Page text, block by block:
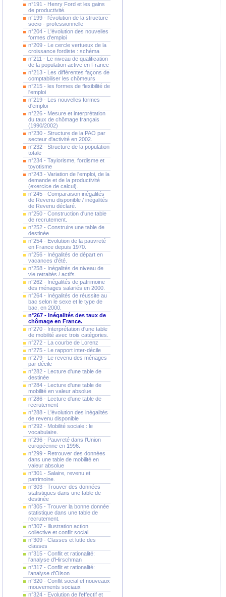
n°191 - Henry Ford et les gains
de productivité.
n°199 - l'évolution de la structure
socio - professionnelle
n°204 - L'évolution des nouvelles
formes d'emploi
n°209 - Le cercle vertueux de la
croissance fordiste : schéma
n°211 - Le niveau de qualification
de la population active en France
n°213 - Les différentes façons de
comptabiliser les chômeurs
n°215 - les formes de flexibilité de
l'emploi
n°219 - Les nouvelles formes
d'emploi
n°226 - Mesure et interprétation
du taux de chômage français
(1990/2002)
n°230 - Structure de la PAO par
secteur d'activité en 2002.
n°232 - Structure de la population
totale
n°234 - Taylorisme, fordisme et
toyotisme
n°243 - Variation de l'emploi, de la
demande et de la productivité
(exercice de calcul).
n°245 - Comparaison inégalités
de Revenu disponible / inégalités
de Revenu déclaré.
n°250 - Construction d'une table
de recrutement.
n°252 - Construire une table de
destinée
n°254 - Evolution de la pauvreté
en France depuis 1970.
n°256 - Inégalités de départ en
vacances d'été.
n°258 - Inégalités de niveau de
vie retraités / actifs.
n°262 - Inégalités de patrimoine
des ménages salariés en 2000.
n°264 - Inégalités de réussite au
bac selon le sexe et le type de
bac, en 2000.
n°267 - Inégalités des taux de
chômage en France.
n°270 - Interprétation d'une table
de mobilité avec trois catégories.
n°272 - La courbe de Lorenz
n°275 - Le rapport inter-décile
n°279 - Le revenu des ménages
par décile
n°282 - Lecture d'une table de
destinée
n°284 - Lecture d'une table de
mobilité en valeur absolue
n°286 - Lecture d'une table de
recrutement
n°288 - L'évolution des inégalités
de revenu disponible
n°292 - Mobilité sociale : le
vocabulaire.
n°296 - Pauvreté dans l'Union
européenne en 1996.
n°299 - Retrouver des données
dans une table de mobilité en
valeur absolue
n°301 - Salaire, revenu et
patrimoine.
n°303 - Trouver des données
statistiques dans une table de
destinée
n°305 - Trouver la bonne donnée
statistique dans une table de
recrutement.
n°307 - Illustration action
collective et conflit social
n°309 - Classes et lutte des
classes
n°315 - Conflit et rationalité:
l'analyse d'Hirschman
n°317 - Conflit et rationalité:
l'analyse d'Olson
n°320 - Conflit social et nouveaux
mouvements sociaux
n°324 - Evolution de l'effectif et